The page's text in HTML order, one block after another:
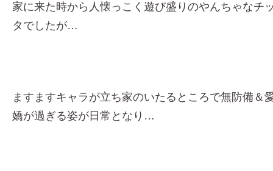
家に来た時から人懐っこく遊び盛りのやんちゃなチ
タでしたが…
ますますキャラが立ち家のいたるところで無防備＆
嬌が過ぎる姿が日常となり…